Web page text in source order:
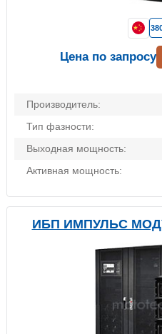
Производитель:
Тип фазности:
Выходная мощность:
Активная мощность:
Цена по запросу
ИБП ИМПУЛЬС